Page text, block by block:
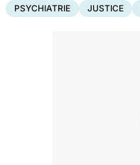
PSYCHIATRIE JUSTICE